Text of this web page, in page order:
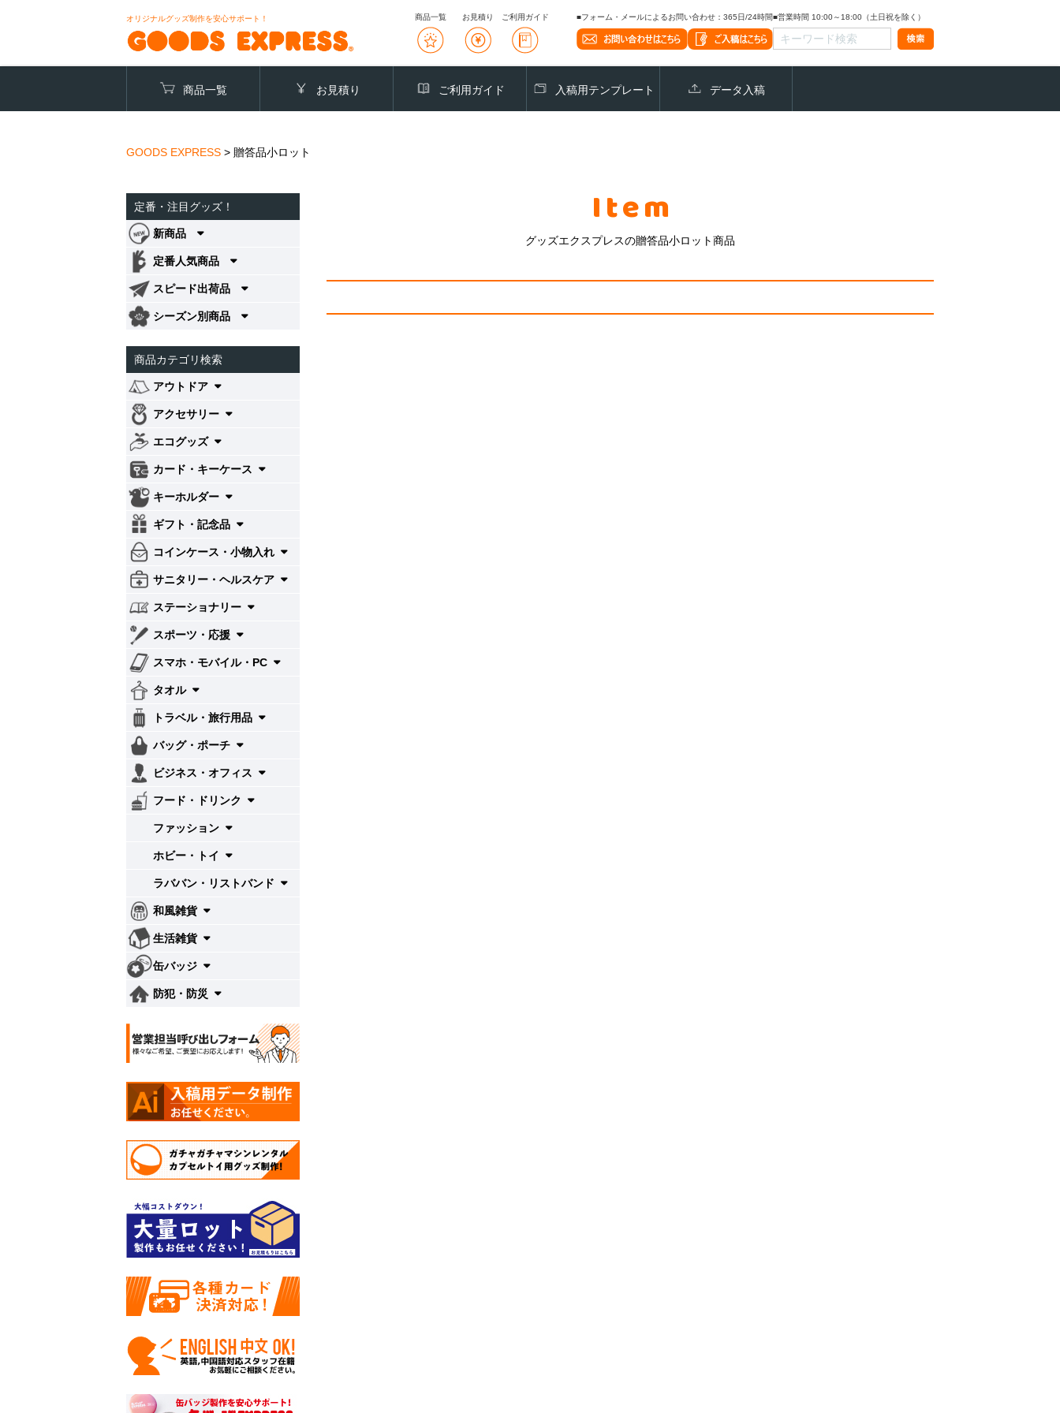
オリジナルグッズ制作を安心サポート！ 商品一覧 お見積り ご利用ガイド ■フォーム・メールによるお問い合わせ：365日/24時間■営業時間 10:00～18:00（土日祝を除く）
商品一覧 お見積り ご利用ガイド 入稿用テンプレート データ入稿
GOODS EXPRESS > 贈答品小ロット
Item
グッズエクスプレスの贈答品小ロット商品
定番・注目グッズ！
新商品
定番人気商品
スピード出荷品
シーズン別商品
商品カテゴリ検索
アウトドア
アクセサリー
エコグッズ
カード・キーケース
キーホルダー
ギフト・記念品
コインケース・小物入れ
サニタリー・ヘルスケア
ステーショナリー
スポーツ・応援
スマホ・モバイル・PC
タオル
トラベル・旅行用品
バッグ・ポーチ
ビジネス・オフィス
フード・ドリンク
ファッション
ホビー・トイ
ラババン・リストバンド
和風雑貨
生活雑貨
缶バッジ
防犯・防災